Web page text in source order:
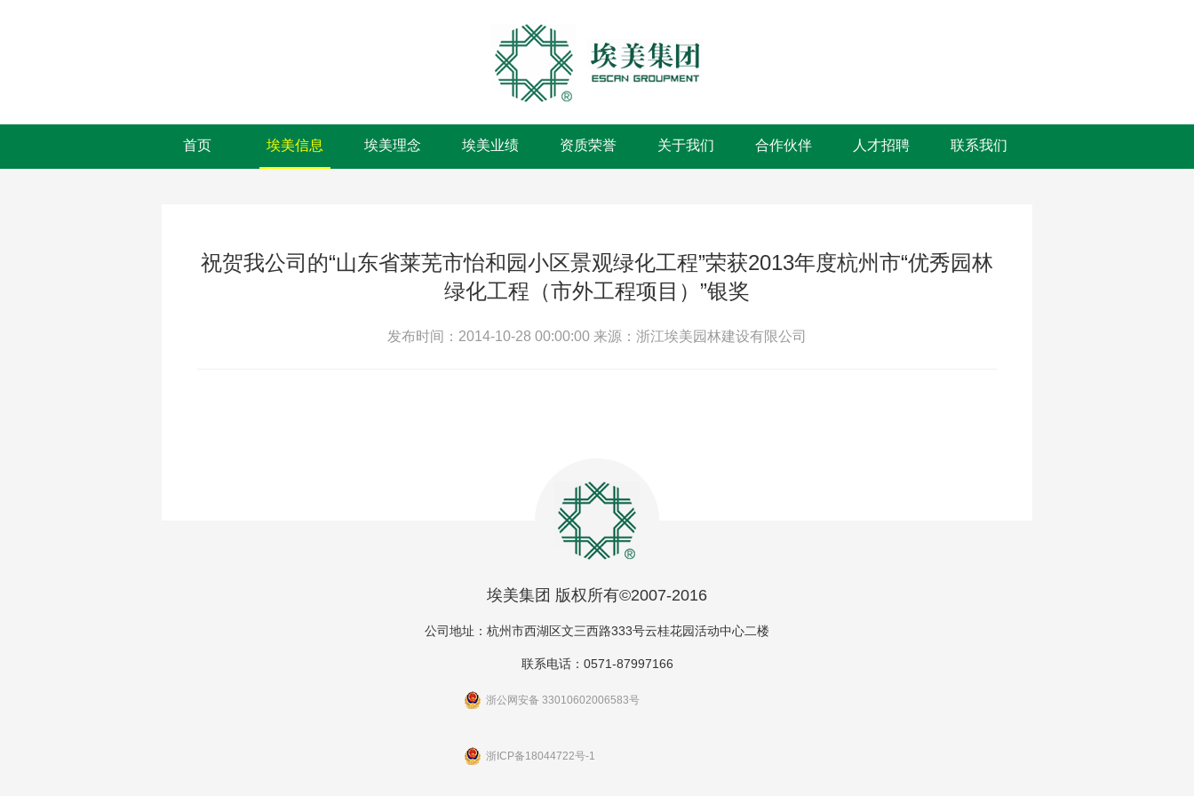
首页 埃美信息 埃美理念 埃美业绩 资质荣誉 关于我们 合作伙伴 人才招聘 联系我们
祝贺我公司的“山东省莱芜市怡和园小区景观绿化工程”荣获2013年度杭州市“优秀园林
绿化工程（市外工程项目）”银奖
发布时间：2014-10-28 00:00:00 来源：浙江埃美园林建设有限公司
埃美集团 版权所有©2007-2016
公司地址：杭州市西湖区文三西路333号云桂花园活动中心二楼
联系电话：0571-87997166
浙公网安备 33010602006583号
浙ICP备18044722号-1